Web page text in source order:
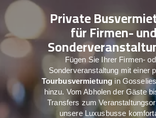
Private
für Firmen- und
Fügen Sie Ihrer Firmen-
Sonderveranstaltung mit einer
Tourbusvermietung in
hinzu. Vom Abholen der Gäste
Transfers zum
unsere Luxusbusse